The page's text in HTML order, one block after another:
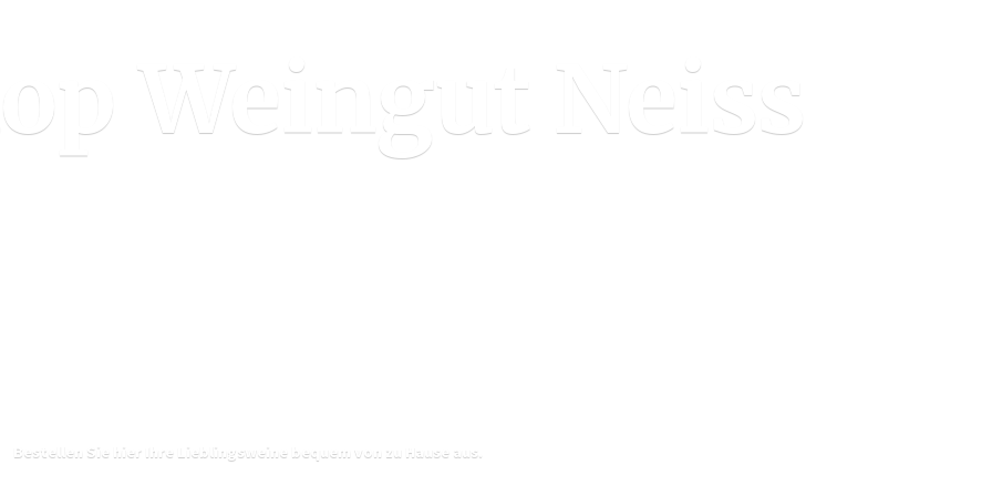
Weingut Neiss
Bestellen Sie hier Ihre Lieblingsweine bequem von zu Hause aus.